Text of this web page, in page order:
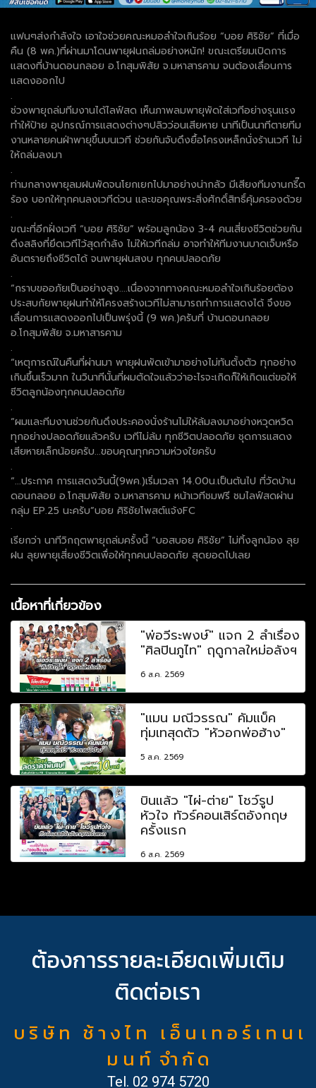
แฟนๆส่งกำลังใจ เอาใจช่วยคณะหมอลำใจเกินร้อย “บอย ศิริชัย” ที่เมื่อ
คืน (8 พค.)ที่ผ่านมาโดนพายุฝนถล่มอย่างหนัก! ขณะเตรียมเปิดการ
แสดงที่บ้านดอนกลอย อ.โกสุมพิสัย จ.มหาสารคาม จนต้องเลื่อนการ
แสดงออกไป
.
ช่วงพายุถล่มทีมงานได้ไลฟ์สด เห็นภาพลมพายุพัดใส่เวทีอย่างรุนแรง
ทำให้ป้าย อุปกรณ์การแสดงต่างๆปลิวว่อนเสียหาย นาทีเป็นนาทีตายทีม
งานหลายคนฝ่าพายุขึ้นบนเวที ช่วยกันจับดึงยื้อโครงเหล็กนั่งร้านเวที ไม่
ให้ถล่มลงมา
.
ท่ามกลางพายุลมฝนพัดจนโยกเยกไปมาอย่างน่ากลัว มีเสียงทีมงานกรี๊ด
ร้อง บอกให้ทุกคนลงเวทีด่วน และขอคุณพระสิ่งศักดิ์สิทธิ์คุ้มครองด้วย
.
ขณะที่อีกฝั่งเวที “บอย ศิริชัย” พร้อมลูกน้อง 3-4 คนเสี่ยงชีวิตช่วยกัน
ดึงสลิงที่ยึดเวทีไว้สุดกำลัง ไม่ให้เวทีถล่ม อาจทำให้ทีมงานบาดเจ็บหรือ
อันตรายถึงชีวิตได้ จนพายุฝนสงบ ทุกคนปลอดภัย
.
“กราบขออภัยเป็นอย่างสูง....เนื่องจากทางคณะหมอลำใจเกินร้อยต้อง
ประสบกัยพายุฝนทำให้โครงสร้างเวทีไม่สามารถทำการแสดงได้ จึงขอ
เลื่อนการแสดงออกไปเป็นพรุ่งนี้ (9 พค.)ครับที่ บ้านดอนกลอย
อ.โกสุมพิสัย จ.มหาสารคาม
.
“เหตุการณ์ในคืนที่ผ่านมา พายุฝนพัดเข้ามาอย่างไม่ทันตั้งตัว ทุกอย่าง
เกินขึ้นเร็วมาก ในวินาทีนั้นที่ผมตัดใจแล้วว่าอะไรจะเกิดก็ให้เกิดแต่ขอให้
ชีวิตลูกน้องทุกคนปลอดภัย
.
“ผมและทีมงานช่วยกันดึงประคองนั่งร้านไม่ให้ล้มลงมาอย่างหวุดหวิด
ทุกอย่างปลอดภัยแล้วครับ เวทีไม่ล้ม ทุกชีวิตปลอดภัย ชุดการแสดง
เสียหายเล็กน้อยครับ...ขอบคุณทุกความห่วงใยครับ
.
“...ประกาศ การแสดงวันนี้(9พค.)เริ่มเวลา 14.00น.เป็นต้นไป ที่วัดบ้าน
ดอนกลอย อ.โกสุมพิสัย จ.มหาสารคาม หน้าเวทีชมฟรี ชมไลฟ์สดผ่าน
กลุ่ม EP.25 นะครับ”บอย ศิริชัยโพสต์แจ้งFC
.
เรียกว่า นาทีวิกฤตพายุถล่มครั้งนี้ “บอสบอย ศิริชัย” ไม่ทิ้งลูกน้อง ลุย
ฝน ลุยพายุเสี่ยงชีวิตเพื่อให้ทุกคนปลอดภัย สุดยอดไปเลย
เนื้อหาที่เกี่ยวข้อง
"พ่อวีระพงษ์" แจก 2 ลำเรื่อง
"ศิลปินภูไท" ฤดูกาลใหม่อลังฯ
6 ส.ค. 2569
"แมน มณีวรรณ" คัมแบ็ค
ทุ่มเทสุดตัว "หัวอกพ่อฮ้าง"
5 ส.ค. 2569
บินแล้ว "ไผ่-ต่าย" โชว์รูป
หัวใจ ทัวร์คอนเสิร์ตอังกฤษ
ครั้งแรก
6 ส.ค. 2569
ต้องการรายละเอียดเพิ่มเติม
ติดต่อเรา
บ ริ ษั ท ช้ า ง ไ ท เ อ็ น เ ท อ ร์ เ ท น เ
ม น ท์ จำ กั ด
Tel. 02 974 5720